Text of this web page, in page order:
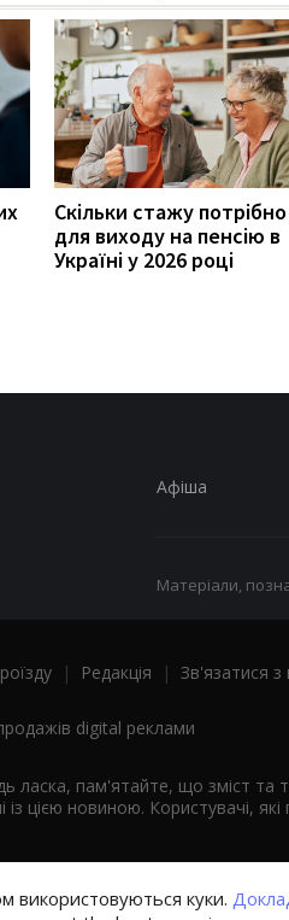
Скільки стажу потрібно
для виходу на пенсію в
Україні у 2026 році
Афіша
Матеріали,
| Редакція | Зв'язатися з
digital реклами
ласка, пам'ятайте, що зміст та
цією новиною. Користувачі,
використовуються куки.